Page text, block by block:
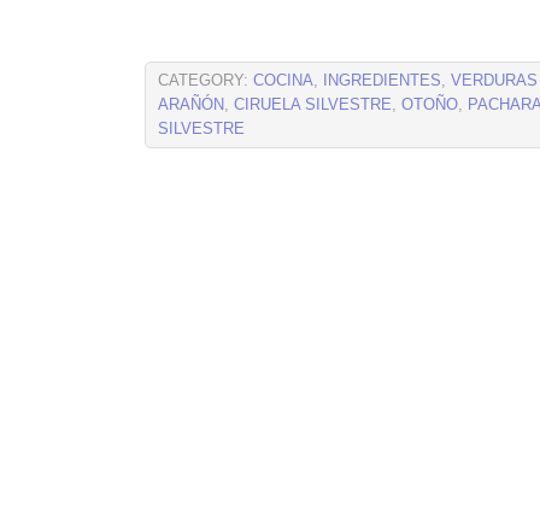
CATEGORY: COCINA, INGREDIENTES,
ARAÑÓN, CIRUELA SILVESTRE, OTOÑO,
SILVESTRE